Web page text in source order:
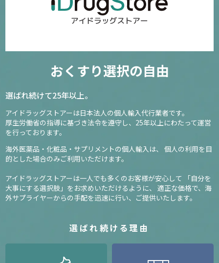
おくすり選択の自由
選ばれ続けて25年以上。
アイドラッグストアーは日本法人の個人輸入代行業者です。
厚生労働省の指導に基づき法令を遵守し、 25年以上にわたって運営
を行っております。
海外医薬品・化粧品・サプリメントの個人輸入は、
個人の利用を目
的とした場合のみご利用いただけます。
アイドラッグストアーは一人でも多くのお客様が安心して
「自分を
大事にする選択肢」をお求めいただけるように、
適正な価格で、海
外サプライヤーからの手配を迅速に行い、ご提供いたします。
選ばれ続ける理由